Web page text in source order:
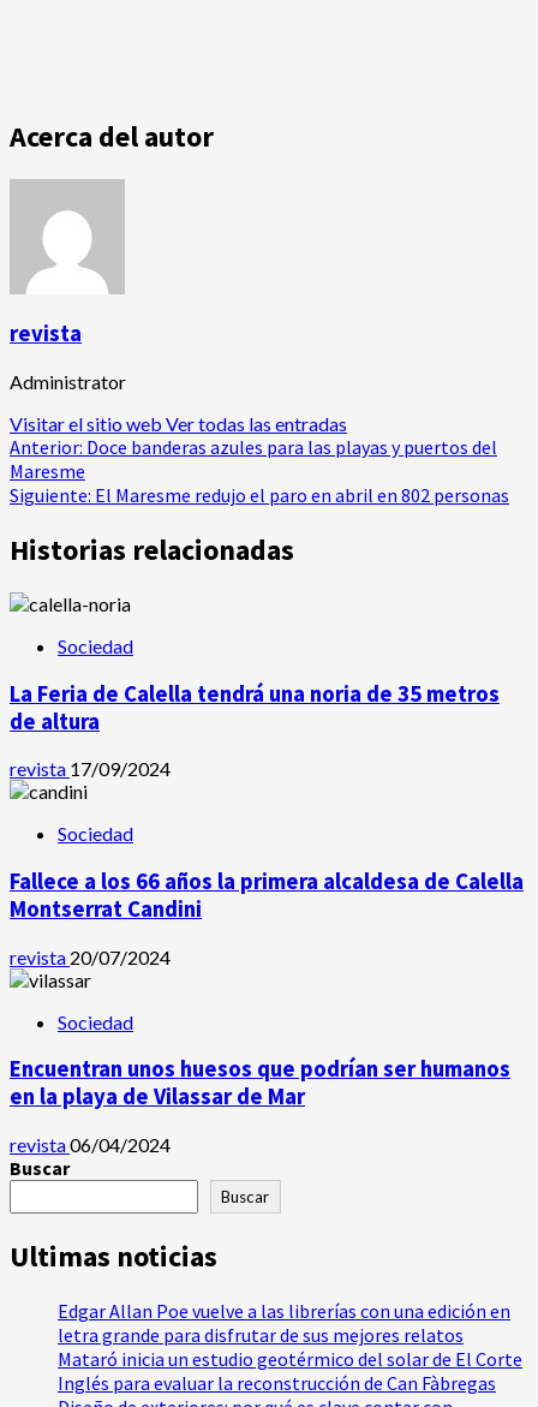
Acerca del autor
revista
Administrator
Visitar el sitio web Ver todas las entradas
Navegación
de
Anterior: Doce banderas azules para las playas y puertos del
Maresme
Siguiente: El Maresme redujo el paro en abril en 802 personas
Historias relacionadas
Sociedad
La Feria de Calella tendrá una noria de 35 metros
de altura
revista 17/09/2024
Sociedad
Fallece a los 66 años la primera alcaldesa de Calella
Montserrat Candini
revista 20/07/2024
Sociedad
Encuentran unos huesos que podrían ser humanos
en la playa de Vilassar de Mar
revista06/04/2024
Buscar
Buscar
Ultimas noticias
Edgar Allan Poe vuelve a las librerías con una edición en
letra grande para disfrutar de sus mejores relatos
Mataró inicia un estudio geotérmico del solar de El Corte
Inglés para evaluar la reconstrucción de Can Fàbregas